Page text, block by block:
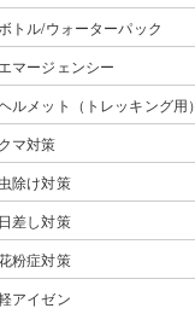
ボトル/ウォーターパック
エマージェンシー
ルメット（トレッキング用）
クマ対策
虫除け対策
日差し対策
粉症対策
アイゼン